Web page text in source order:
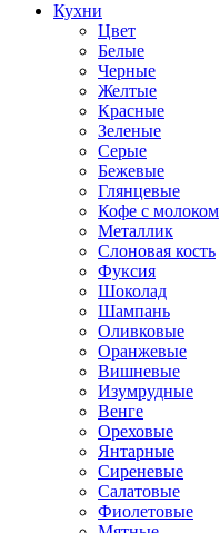
Кухни
Цвет
Белые
Черные
Желтые
Красные
Зеленые
Серые
Бежевые
Глянцевые
Кофе с молоком
Металлик
Слоновая кость
Фуксия
Шоколад
Шампань
Оливковые
Оранжевые
Вишневые
Изумрудные
Венге
Ореховые
Янтарные
Сиреневые
Салатовые
Фиолетовые